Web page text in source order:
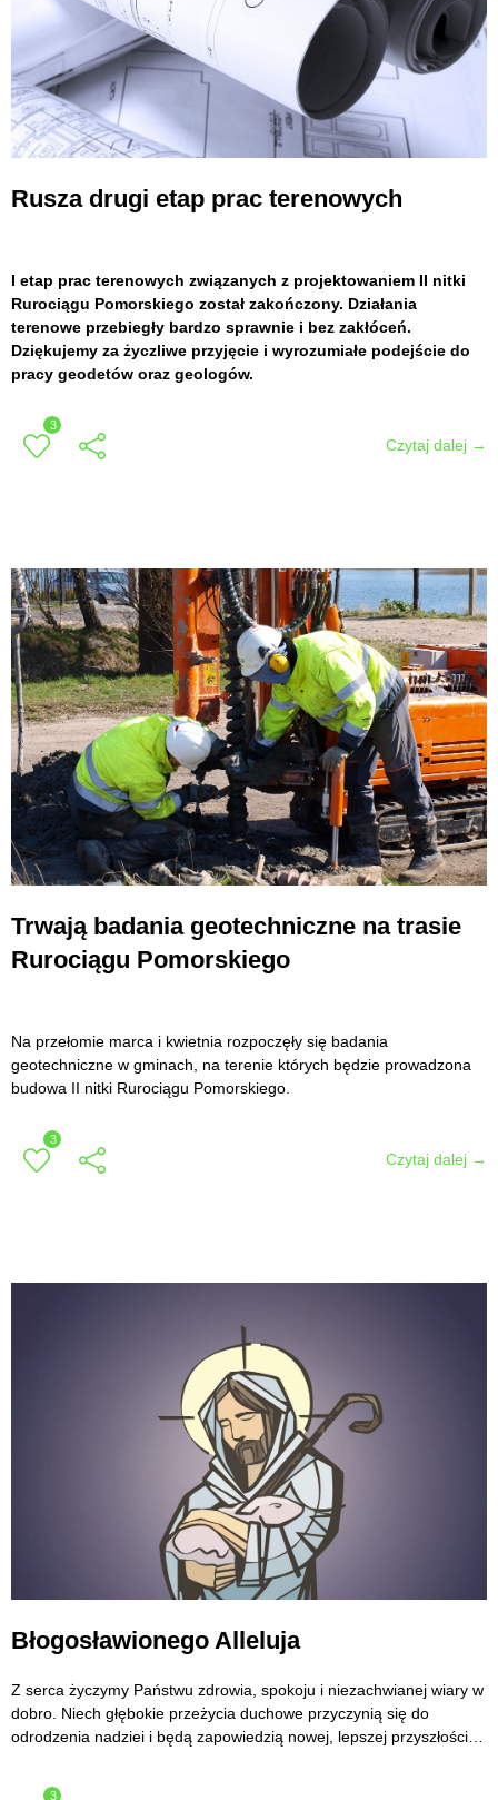
Rusza drugi etap prac terenowych
I etap prac terenowych związanych z projektowaniem II nitki
Rurociągu Pomorskiego został zakończony. Działania
terenowe przebiegły bardzo sprawnie i bez zakłóceń.
Dziękujemy za życzliwe przyjęcie i wyrozumiałe podejście do
pracy geodetów oraz geologów.
3
Czytaj dalej →
Trwają badania geotechniczne na trasie
Rurociągu Pomorskiego
Na przełomie marca i kwietnia rozpoczęły się badania
geotechniczne w gminach, na terenie których będzie prowadzona
budowa II nitki Rurociągu Pomorskiego.
3
Czytaj dalej →
Błogosławionego Alleluja
Z serca życzymy Państwu zdrowia, spokoju i niezachwianej wiary w
dobro. Niech głębokie przeżycia duchowe przyczynią się do
odrodzenia nadziei i będą zapowiedzią nowej, lepszej przyszłości…
3